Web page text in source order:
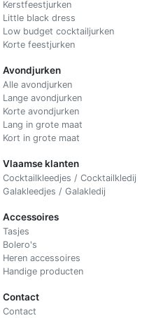
Kerstfeestjurken
Little black dress
Low budget cocktailjurken
Korte feestjurken
Avondjurken
Alle avondjurken
Lange avondjurken
Korte avondjurken
Lang in grote maat
Kort in grote maat
Vlaamse klanten
Cocktailkleedjes / Cocktailkledij
Galakleedjes / Galakledij
Accessoires
Tasjes
Bolero's
Heren accessoires
Handige producten
Contact
Contact